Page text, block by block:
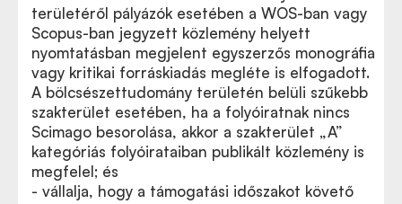
területéről pályázók esetében a WOS-ban vagy
Scopus-ban jegyzett közlemény helyett
nyomtatásban megjelent egyszerzős monográfia
vagy kritikai forráskiadás megléte is elfogadott.
A bölcsészettudomány területén belüli szűkebb
szakterület esetében, ha a folyóiratnak nincs
Scimago besorolása, akkor a szakterület „A”
kategóriás folyóirataiban publikált közlemény is
megfelel; és
- vállalja, hogy a támogatási időszakot követő